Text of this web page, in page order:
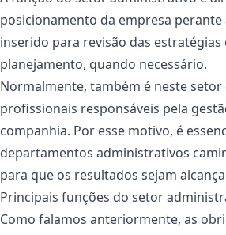
posicionamento da empresa
inserido para revisão das estratégias
planejamento, quando necessário.
Normalmente, também é neste setor
profissionais responsáveis pela
companhia. Por esse motivo, é
departamentos administrativos
para que os resultados sejam
Principais funções do setor
Como falamos anteriormente, as